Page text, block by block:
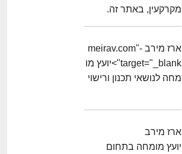
מקרקעין, באתר זה.
ארז מירב -meirav.com"
target="_blank">יועץ מו
מחה לנושאי תכנון ורישוי
ארז מירב
יועץ מומחה בתחום